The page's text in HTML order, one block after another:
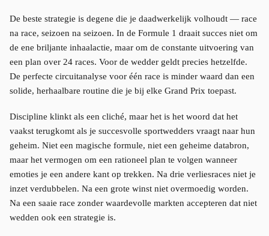
De beste strategie is degene die je daadwerkelijk volhoudt — race
na race, seizoen na seizoen. In de Formule 1 draait succes niet om
de ene briljante inhaalactie, maar om de constante uitvoering van
een plan over 24 races. Voor de wedder geldt precies hetzelfde.
De perfecte circuitanalyse voor één race is minder waard dan een
solide, herhaalbare routine die je bij elke Grand Prix toepast.
Discipline klinkt als een cliché, maar het is het woord dat het
vaakst terugkomt als je succesvolle sportwedders vraagt naar hun
geheim. Niet een magische formule, niet een geheime databron,
maar het vermogen om een rationeel plan te volgen wanneer
emoties je een andere kant op trekken. Na drie verliesraces niet je
inzet verdubbelen. Na een grote winst niet overmoedig worden.
Na een saaie race zonder waardevolle markten accepteren dat niet
wedden ook een strategie is.